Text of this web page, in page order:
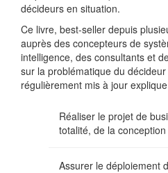
décideurs en situation.
Ce livre, best-seller depuis
auprès des concepteurs de
intelligence, des consultants et
sur la problématique du
régulièrement mis à jour
Réaliser le projet de
totalité, de la
Assurer le déploiement